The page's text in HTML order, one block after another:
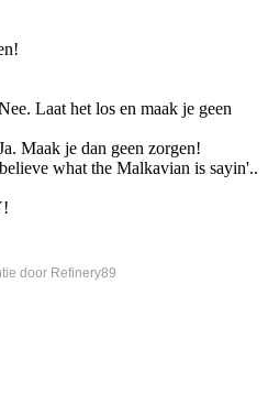
Laat het los en maak je geen
Maak je dan geen zorgen!
what the Malkavian is sayin'..
door Refinery89